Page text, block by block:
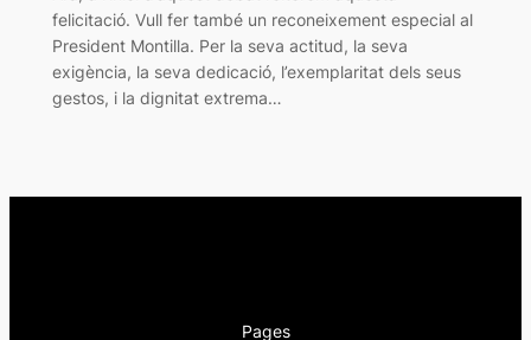
felicitació. Vull fer també un reconeixement especial al
President Montilla. Per la seva actitud, la seva
exigència, la seva dedicació, l’exemplaritat dels seus
gestos, i la dignitat extrema…
Pages